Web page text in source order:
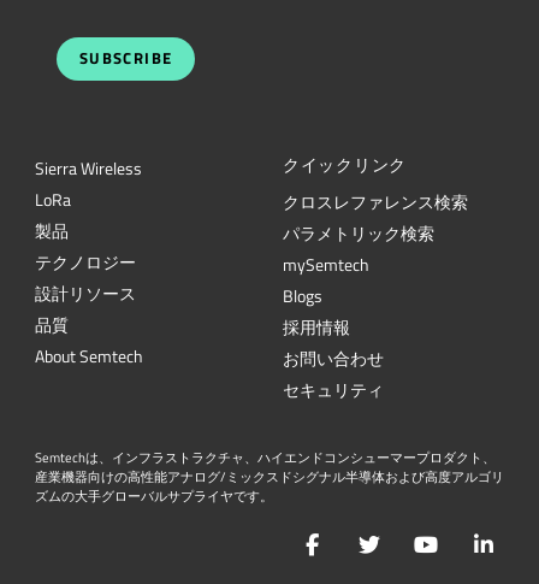
SUBSCRIBE
Sierra Wireless
LoRa
製品
テクノロジー
設計リソース
品質
About Semtech
クイックリンク
クロスレファレンス検索
パラメトリック検索
mySemtech
Blogs
採用情報
お問い合わせ
セキュリティ
Semtechは、インフラストラクチャ、ハイエンドコンシューマープロダクト、
産業機器向けの高性能アナログ/ミックスドシグナル半導体および高度アルゴリ
ズムの大手グローバルサプライヤです。
FacebookTwitterYouTube